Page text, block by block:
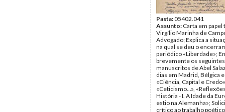
Pasta:05402.041
Assunto: Carta em
Virgílio Marinha de
Advogado; Explica a
na qual se deu o
periódico «Liberdade»;
brevemente os seguintes
manuscritos de Abel
dias em Madrid, Bélgica
«Ciência, Capital e
«Ceticismo...»,
História - I. A Idade da
estio na Alemanha»;
crítico ao trabalho